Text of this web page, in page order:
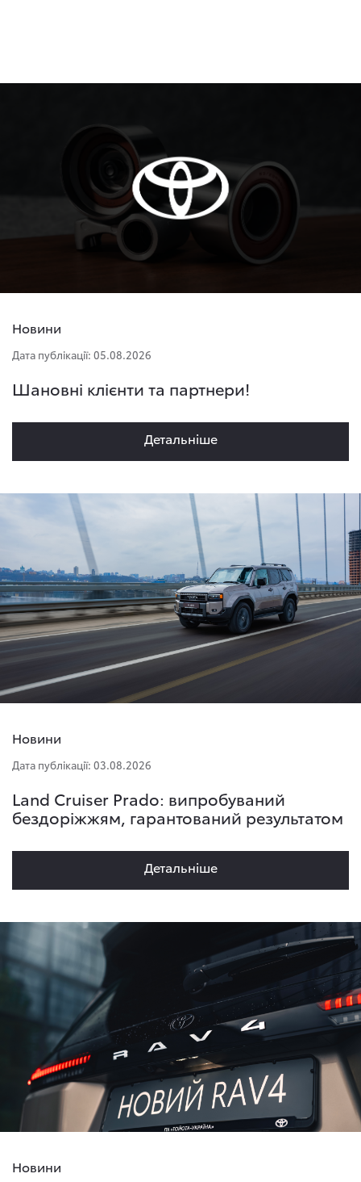
Новини
Дата публікації: 05.08.2026
Шановні клієнти та партнери!
Детальнiше
Новини
Дата публікації: 03.08.2026
Land Cruiser Prado: випробуваний
бездоріжжям, гарантований результатом
Детальнiше
Новини